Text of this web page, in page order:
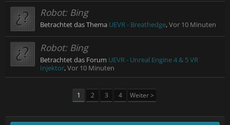
Robot: Bing
Betrachtet das Thema UEVR - Breathedge,Vor 10 Minuten
Robot: Bing
Betrachtet das Forum UEVR - Unreal Engine 4 & 5 VR
Injektor,Vor 10 Minuten
1 2 3 4 Weiter >